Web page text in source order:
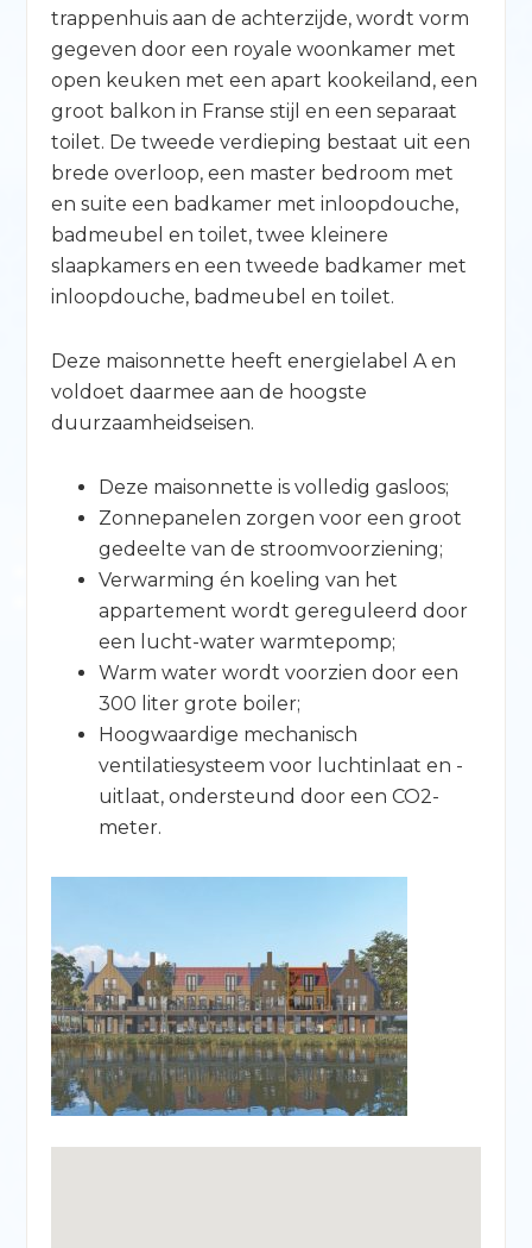
trappenhuis aan de achterzijde, wordt vorm
gegeven door een royale woonkamer met
open keuken met een apart kookeiland, een
groot balkon in Franse stijl en een separaat
toilet. De tweede verdieping bestaat uit een
brede overloop, een master bedroom met
en suite een badkamer met inloopdouche,
badmeubel en toilet, twee kleinere
slaapkamers en een tweede badkamer met
inloopdouche, badmeubel en toilet.
Deze maisonnette heeft energielabel A en
voldoet daarmee aan de hoogste
duurzaamheidseisen.
Deze maisonnette is volledig gasloos;
Zonnepanelen zorgen voor een groot
gedeelte van de stroomvoorziening;
Verwarming én koeling van het
appartement wordt gereguleerd door
een lucht-water warmtepomp;
Warm water wordt voorzien door een
300 liter grote boiler;
Hoogwaardige mechanisch
ventilatiesysteem voor luchtinlaat en -
uitlaat, ondersteund door een CO2-
meter.